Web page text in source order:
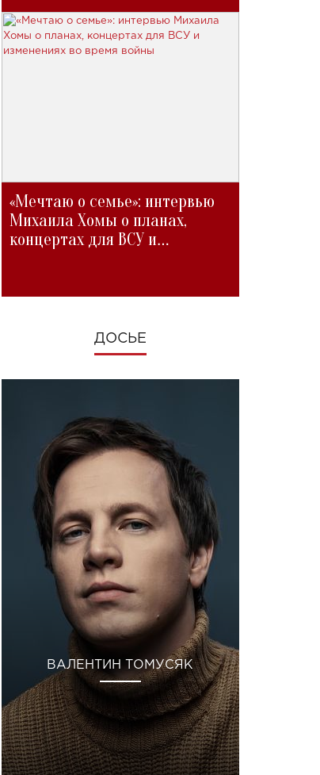
«Мечтаю о семье»: интервью
Михаила Хомы о планах,
концертах для ВСУ и
ДОСЬЕ
ВАЛЕНТИН ТОМУСЯК